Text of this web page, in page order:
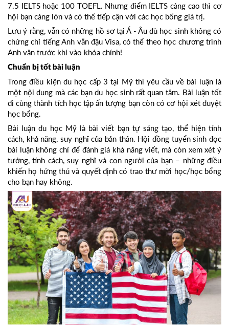
7.5 IELTS hoặc 100 TOEFL. Nhưng điểm IELTS càng cao thì cơ
hội bạn càng lớn và có thể tiếp cận với các học bổng giá trị.
Lưu ý rằng, vẫn có những hồ sơ tại Á - Âu dù học sinh không có
chứng chỉ tiếng Anh vẫn đậu Visa, có thể theo học chương trình
Anh văn trước khi vào khóa chính!
Chuẩn bị tốt bài luận
Trong điều kiện du học cấp 3 tại Mỹ thì yêu cầu về bài luận là
một nội dung mà các bạn du học sinh rất quan tâm. Bài luận tốt
đi cùng thành tích học tập ấn tượng bạn còn có cơ hội xét duyệt
học bổng.
Bài luận du học Mỹ là bài viết bạn tự sáng tạo, thể hiện tính
cách, khả năng, suy nghĩ của bản thân. Hội đồng tuyển sinh đọc
bài luận không chỉ để đánh giá khả năng viết, mà còn xem xét ý
tưởng, tính cách, suy nghĩ và con người của bạn – những điều
khiến họ hứng thú và quyết định có trao thư mời học/học bổng
cho bạn hay không.